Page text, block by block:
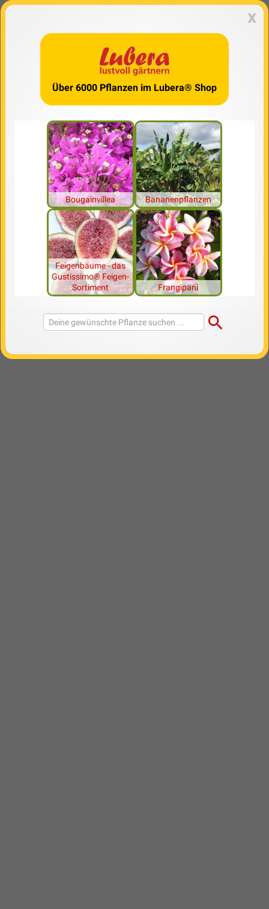
x
Über 6000 Pflanzen im Lubera® Shop
Bougainvillea Bananenpflanzen
Feigenbäume - das
Gustissimo® Feigen-
Sortiment
Frangipani